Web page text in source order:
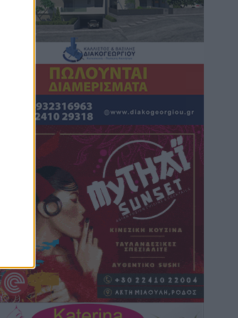
καιρικά φαινόμενα δεν υπάρχουν
περιθώρια εφησυχασμού
• πριν 1 ώρα
Στον Άγιο Νικόλαο Χάλκης ανοίγει
ξανά το ανανεωμένο εκκλησιαστικό
μουσείο από τη Λέσχη Lions Χάλκης
Τοπικές Ειδήσεις• πριν 2 ώρες
Ρόδος: «Βουλιάζει» από τουρίστες –
Πάνω από 1 εκατ. επιβάτες και 55
κρουαζιερόπλοια
Τοπικές Ειδήσεις πριν 2 ώρες
Γ’ Εθνική Κατηγορία: Οι ημερομηνίες
των αγωνιστικών της κανονικής
περιόδου
Αθλητικά• πριν 7 ώρες